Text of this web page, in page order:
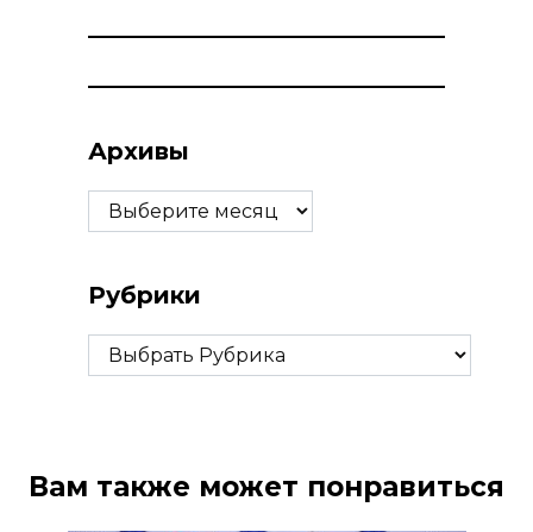
Архивы
Архивы
Рубрики
Рубрики
Вам также может понравиться